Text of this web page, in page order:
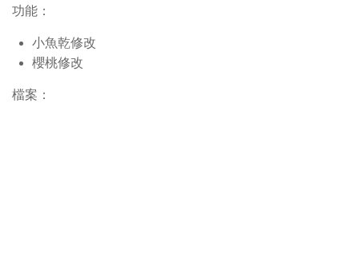
功能：
小魚乾修改
櫻桃修改
檔案：